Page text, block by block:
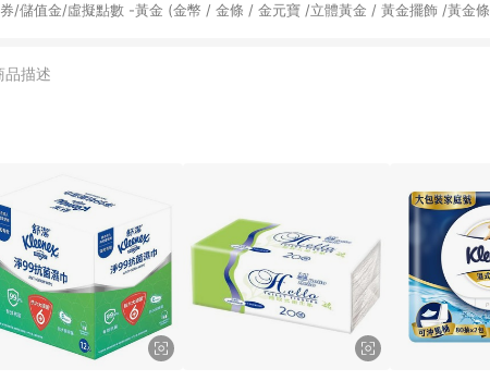
/儲值金/虛擬點數 -黃金 (金幣 / 金條 / 金元寶 /立體黃金 / 黃金擺飾 /黃金條
商品：商品賣場中有標示「商店」及顯示商店名稱者(指定活動店家除外) 3. 訂
品描述